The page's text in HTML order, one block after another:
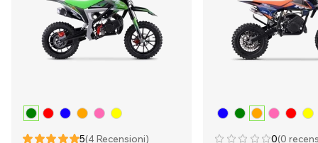
5(4 Recensioni) 0(0